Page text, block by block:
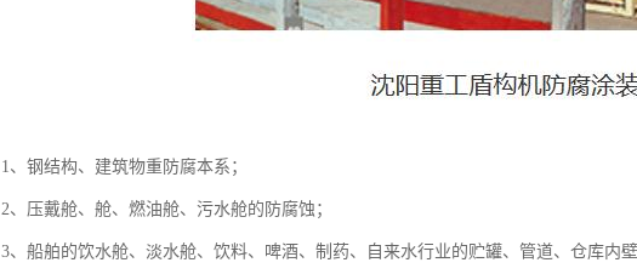
1、钢结构、建筑物重防腐本系；
2、压戴舱、舱、燃油舱、污水舱的防腐蚀；
3、船舶的饮水舱、淡水舱、饮料、啤酒、制药、自来水行业的贮罐、管道、仓库内